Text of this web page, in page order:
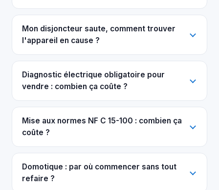
Mon disjoncteur saute, comment trouver
l'appareil en cause ?
Diagnostic électrique obligatoire pour
vendre : combien ça coûte ?
Mise aux normes NF C 15-100 : combien ça
coûte ?
Domotique : par où commencer sans tout
refaire ?